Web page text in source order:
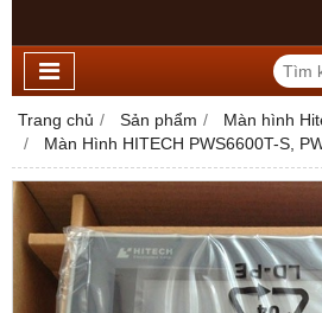
Trang chủ Sản phẩm
Màn hình
Màn Hình HITECH PWS6600T-S,